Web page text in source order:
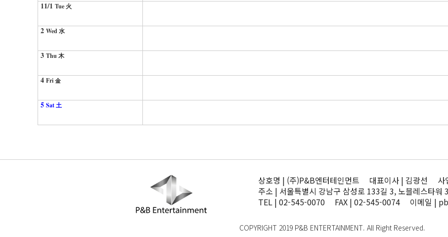
11/1 Tue 火
2 Wed 水
3 Thu 木
4 Fri 金
5 Sat 土
상호명 | (주)P&B엔터테인먼트 대표이사 | 김광선 사
주소 | 서울특별시 강남구 삼성로 133길 3, 노블레스타워
TEL | 02-545-0070 FAX | 02-545-0074 이메일 |
COPYRIGHT 2019 P&B ENTERTAINMENT. All Right Reserved.